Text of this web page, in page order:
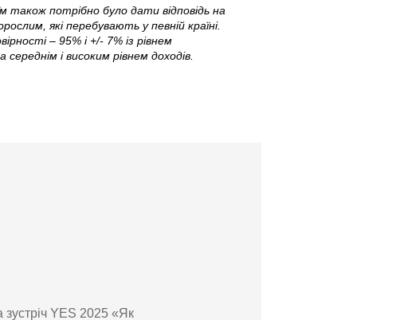
також потрібно було дати відповідь на
які перебувають у певній країні.
– 95% і +/- 7% із рівнем
і високим рівнем доходів.
зустріч YES 2025 «Як